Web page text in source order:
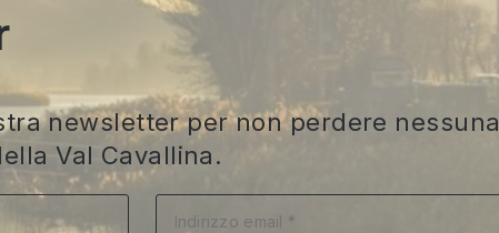
newsletter per non perdere nessuna
Val Cavallina.